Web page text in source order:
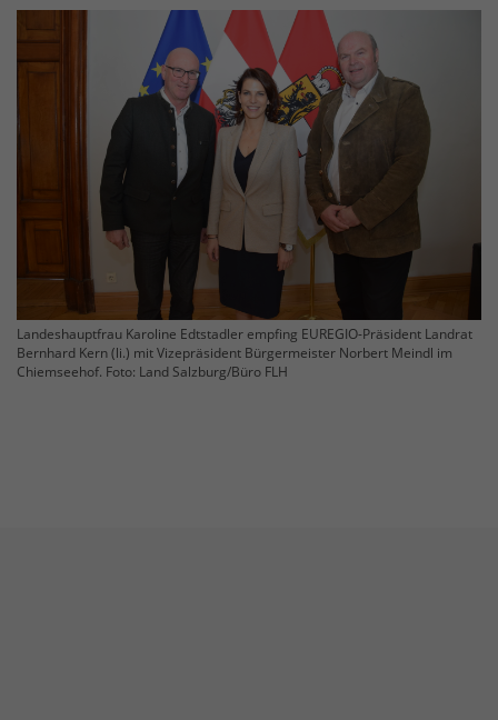
Landeshauptfrau Karoline Edtstadler empfing EUREGIO-Präsident Landrat
Bernhard Kern (li.) mit Vizepräsident Bürgermeister Norbert Meindl im
Chiemseehof. Foto: Land Salzburg/Büro FLH